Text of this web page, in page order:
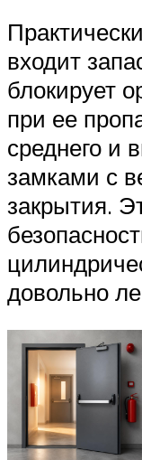
входит
блокирует
при ее
среднего и
замками с
закрытия.
довольно